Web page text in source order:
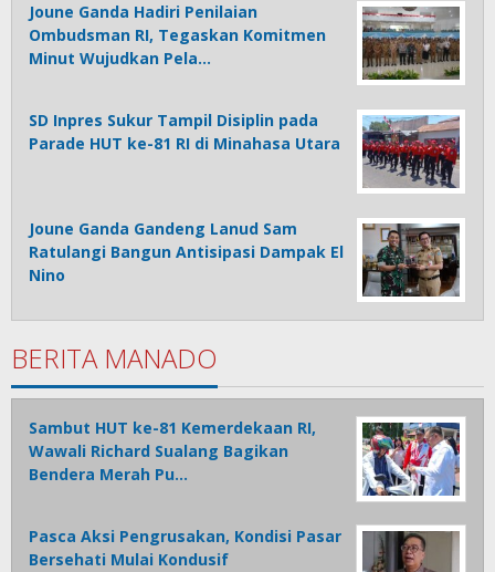
Joune Ganda Hadiri Penilaian
Ombudsman RI, Tegaskan Komitmen
Minut Wujudkan Pela…
SD Inpres Sukur Tampil Disiplin pada
Parade HUT ke-81 RI di Minahasa Utara
Joune Ganda Gandeng Lanud Sam
Ratulangi Bangun Antisipasi Dampak El
Nino
BERITA MANADO
Sambut HUT ke-81 Kemerdekaan RI,
Wawali Richard Sualang Bagikan
Bendera Merah Pu…
Pasca Aksi Pengrusakan, Kondisi Pasar
Bersehati Mulai Kondusif